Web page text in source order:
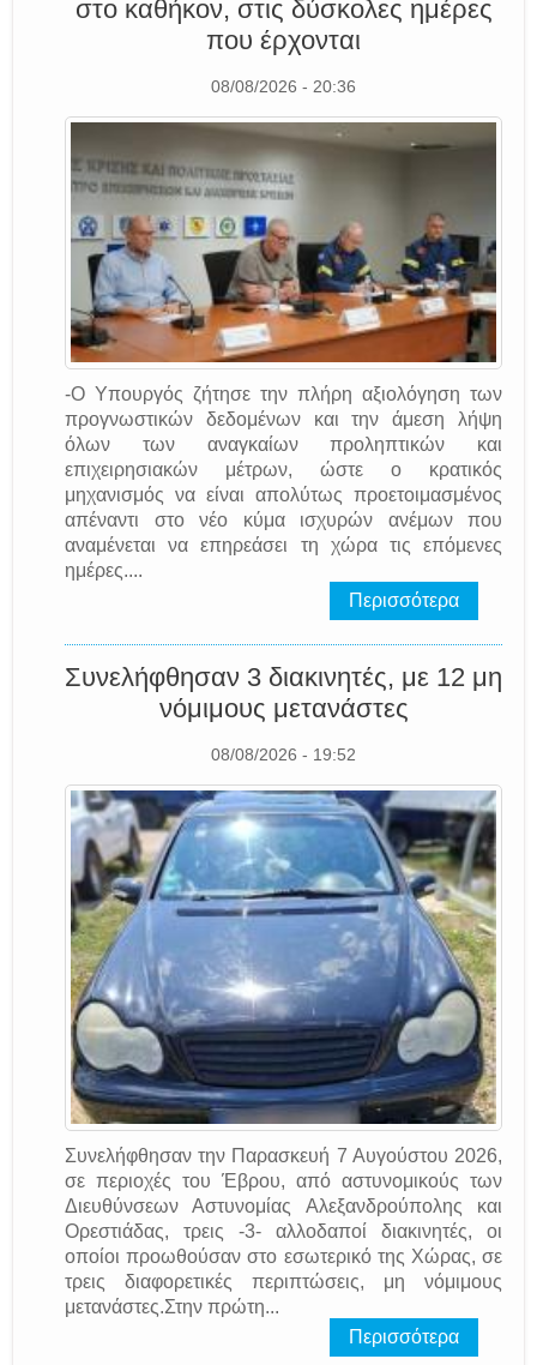
στο καθήκον, στις δύσκολες ημέρες
που έρχονται
08/08/2026 - 20:36
-Ο Υπουργός ζήτησε την πλήρη αξιολόγηση των
προγνωστικών δεδομένων και την άμεση λήψη
όλων των αναγκαίων προληπτικών και
επιχειρησιακών μέτρων, ώστε ο κρατικός
μηχανισμός να είναι απολύτως προετοιμασμένος
απέναντι στο νέο κύμα ισχυρών ανέμων που
αναμένεται να επηρεάσει τη χώρα τις επόμενες
ημέρες....
Περισσότερα
Συνελήφθησαν 3 διακινητές, με 12 μη
νόμιμους μετανάστες
08/08/2026 - 19:52
Συνελήφθησαν την Παρασκευή 7 Αυγούστου 2026,
σε περιοχές του Έβρου, από αστυνομικούς των
Διευθύνσεων Αστυνομίας Αλεξανδρούπολης και
Ορεστιάδας, τρεις -3- αλλοδαποί διακινητές, οι
οποίοι προωθούσαν στο εσωτερικό της Χώρας, σε
τρεις διαφορετικές περιπτώσεις, μη νόμιμους
μετανάστες.Στην πρώτη...
Περισσότερα